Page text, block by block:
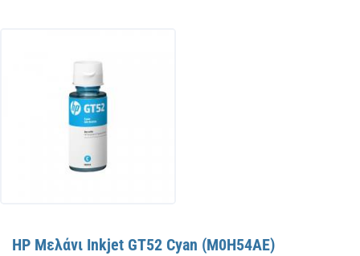
HP Μελάνι Inkjet GT52 Cyan (M0H54AE)